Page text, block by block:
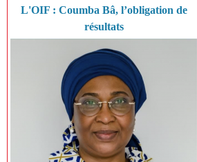
L'OIF : Coumba Bâ, l’obligation de
résultats